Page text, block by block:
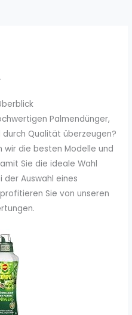
Palmendünger,
Qualität überzeugen?
wir die besten Modelle und
Sie die ideale Wahl
der Auswahl eines
Sie von unseren